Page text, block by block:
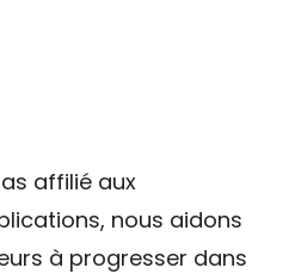
affilié aux
nous aidons
à progresser dans